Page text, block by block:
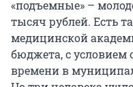
«подъемные» –
тысяч рублей. Есть
медицинской
бюджета, с условием
времени в